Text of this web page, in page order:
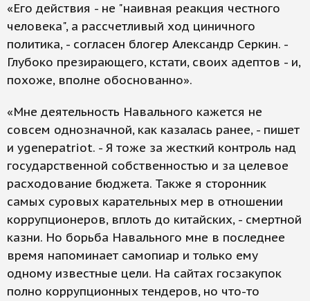
«Его действия - не "наивная реакция честного
человека", а рассчетливый ход циничного
политика, - согласен блогер Александр Серкин. -
Глубоко презирающего, кстати, своих адептов - и,
похоже, вполне обоснованно».
«Мне деятельность Навального кажется не
совсем однозначной, как казалась ранее, - пишет
и ygenepatriot. - Я тоже за жесткий контроль над
государственной собственностью и за целевое
расходование бюджета. Также я сторонник
самых суровых карательных мер в отношении
коррупционеров, вплоть до китайских, - смертной
казни. Но борьба Навального мне в последнее
время напоминает самопиар и только ему
одному известные цели. На сайтах госзакупок
полно коррупционных тендеров, но что-то